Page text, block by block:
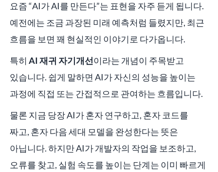
요즘 “AI가 AI를 만든다”는 표현을 자주 듣게 됩니다.
예전에는 조금 과장된 미래 예측처럼 들렸지만, 최근
흐름을 보면 꽤 현실적인 이야기로 다가옵니다.
특히 AI 재귀 자기개선이라는 개념이 주목받고
있습니다. 쉽게 말하면 AI가 자신의 성능을 높이는
과정에 직접 또는 간접적으로 관여하는 흐름입니다.
물론 지금 당장 AI가 혼자 연구하고, 혼자 코드를
짜고, 혼자 다음 세대 모델을 완성한다는 뜻은
아닙니다. 하지만 AI가 개발자의 작업을 보조하고,
오류를 찾고, 실험 속도를 높이는 단계는 이미 빠르게